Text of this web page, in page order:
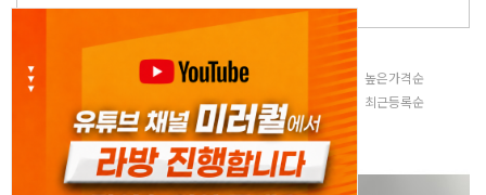
낮은가격순
높은가격순
후기많은순 최근등록순